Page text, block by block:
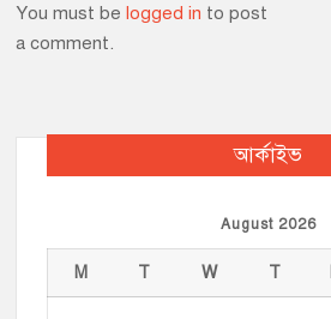
You must belogged in to post
a comment.
আর্কাইভ
August 2026
M T W T